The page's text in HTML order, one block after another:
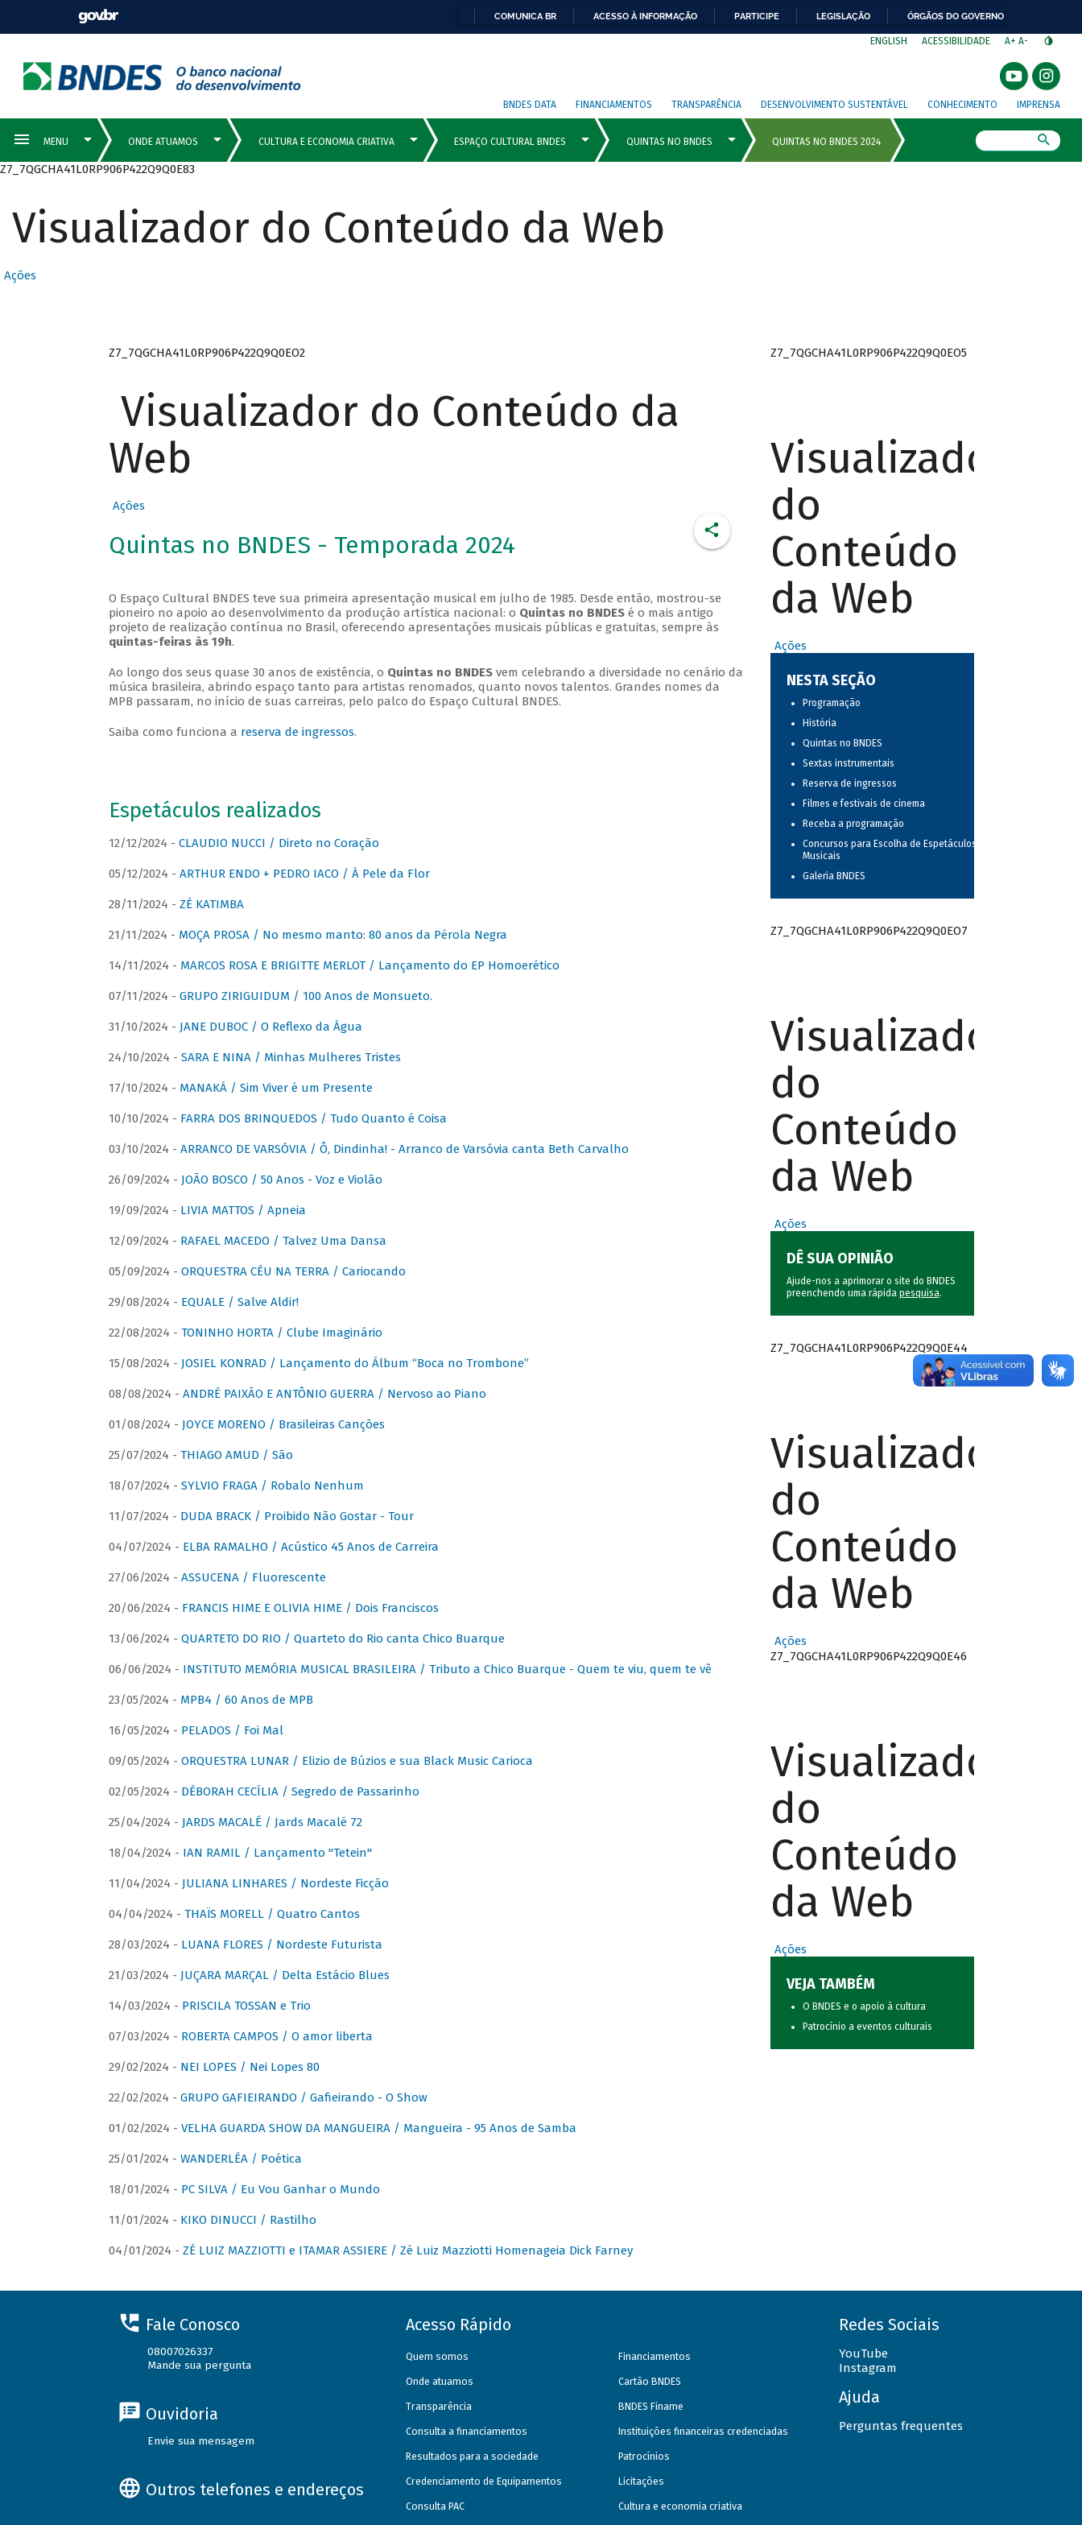
COMUNICA BR ACESSO À INFORMAÇÃO PARTICIPE LEGISLAÇÃO ÓRGÃOS DO GOVERNO
ENGLISH ACESSIBILIDADE A+ A-
BNDES DATA FINANCIAMENTOS TRANSPARÊNCIA DESENVOLVIMENTO SUSTENTÁVEL CONHECIMENTO IMPRENSA
Z7_7QGCHA41L0RP906P422Q9Q0E83
Visualizador do Conteúdo da Web
Ações
Z7_7QGCHA41L0RP906P422Q9Q0EO2
Visualizador do Conteúdo da
Web
Ações
Quintas no BNDES - Temporada 2024
O Espaço Cultural BNDES teve sua primeira apresentação musical em julho de 1985. Desde então, mostrou-se
pioneiro no apoio ao desenvolvimento da produção artística nacional: o Quintas no BNDESé o mais antigo
projeto de realização contínua no Brasil, oferecendo apresentações musicais públicas e gratuitas, sempre às
quintas-feiras às 19h.
Ao longo dos seus quase 30 anos de existência, o Quintas no BNDESvem celebrando a diversidade no cenário da
música brasileira, abrindo espaço tanto para artistas renomados, quanto novos talentos. Grandes nomes da
MPB passaram, no início de suas carreiras, pelo palco do Espaço Cultural BNDES.
Saiba como funciona a reserva de ingressos.
Espetáculos realizados
12/12/2024 - CLAUDIO NUCCI / Direto no Coração
05/12/2024 - ARTHUR ENDO + PEDRO IACO / À Pele da Flor
28/11/2024 - ZÉ KATIMBA
21/11/2024 - MOÇA PROSA / No mesmo manto: 80 anos da Pérola Negra
14/11/2024 - MARCOS ROSA E BRIGITTE MERLOT / Lançamento do EP Homoerético
07/11/2024 - GRUPO ZIRIGUIDUM / 100 Anos de Monsueto.
31/10/2024 - JANE DUBOC / O Reflexo da Água
24/10/2024 - SARA E NINA / Minhas Mulheres Tristes
17/10/2024 - MANAKÁ / Sim Viver é um Presente
10/10/2024 - FARRA DOS BRINQUEDOS / Tudo Quanto é Coisa
03/10/2024 - ARRANCO DE VARSÓVIA / Ô, Dindinha! - Arranco de Varsóvia canta Beth Carvalho
26/09/2024 - JOÃO BOSCO / 50 Anos - Voz e Violão
19/09/2024 - LIVIA MATTOS / Apneia
12/09/2024 - RAFAEL MACEDO / Talvez Uma Dansa
05/09/2024 - ORQUESTRA CÉU NA TERRA / Cariocando
29/08/2024 - EQUALE / Salve Aldir!
22/08/2024 - TONINHO HORTA / Clube Imaginário
15/08/2024 - JOSIEL KONRAD / Lançamento do Álbum “Boca no Trombone”
08/08/2024 - ANDRÉ PAIXÃO E ANTÔNIO GUERRA / Nervoso ao Piano
01/08/2024 - JOYCE MORENO / Brasileiras Canções
25/07/2024 - THIAGO AMUD / São
18/07/2024 - SYLVIO FRAGA / Robalo Nenhum
11/07/2024 - DUDA BRACK / Proibido Não Gostar - Tour
04/07/2024 - ELBA RAMALHO / Acústico 45 Anos de Carreira
27/06/2024 - ASSUCENA / Fluorescente
20/06/2024 - FRANCIS HIME E OLIVIA HIME / Dois Franciscos
13/06/2024 - QUARTETO DO RIO / Quarteto do Rio canta Chico Buarque
06/06/2024 - INSTITUTO MEMÓRIA MUSICAL BRASILEIRA / Tributo a Chico Buarque - Quem te viu, quem te vê
23/05/2024 - MPB4 / 60 Anos de MPB
16/05/2024 - PELADOS / Foi Mal
09/05/2024 - ORQUESTRA LUNAR / Elizio de Búzios e sua Black Music Carioca
02/05/2024 - DÉBORAH CECÍLIA / Segredo de Passarinho
25/04/2024 - JARDS MACALÉ / Jards Macalé 72
18/04/2024 - IAN RAMIL / Lançamento "Tetein"
11/04/2024 - JULIANA LINHARES / Nordeste Ficção
04/04/2024 - THAÏS MORELL / Quatro Cantos
28/03/2024 - LUANA FLORES / Nordeste Futurista
21/03/2024 - JUÇARA MARÇAL / Delta Estácio Blues
14/03/2024 - PRISCILA TOSSAN e Trio
07/03/2024 - ROBERTA CAMPOS / O amor liberta
29/02/2024 - NEI LOPES / Nei Lopes 80
22/02/2024 - GRUPO GAFIEIRANDO / Gafieirando - O Show
01/02/2024 - VELHA GUARDA SHOW DA MANGUEIRA / Mangueira - 95 Anos de Samba
25/01/2024 - WANDERLÉA / Poética
18/01/2024 - PC SILVA / Eu Vou Ganhar o Mundo
11/01/2024 - KIKO DINUCCI / Rastilho
04/01/2024 - ZÉ LUIZ MAZZIOTTI e ITAMAR ASSIERE / Zé Luiz Mazziotti Homenageia Dick Farney
Z7_7QGCHA41L0RP906P422Q9Q0EO5
Visualizador
do
Conteúdo
da Web
Ações
NESTA SEÇÃO
Programação
História
Quintas no BNDES
Sextas instrumentais
Reserva de ingressos
Filmes e festivais de cinema
Receba a programação
Concursos para Escolha de Espetáculos
Musicais
Galeria BNDES
Z7_7QGCHA41L0RP906P422Q9Q0EO7
Visualizador
do
Conteúdo
da Web
Ações
DÊ SUA OPINIÃO
Ajude-nos a aprimorar o site do BNDES
preenchendo uma rápida pesquisa.
Z7_7QGCHA41L0RP906P422Q9Q0E44
Visualizador
do
Conteúdo
da Web
Ações
Z7_7QGCHA41L0RP906P422Q9Q0E46
Visualizador
do
Conteúdo
da Web
Ações
VEJA TAMBÉM
O BNDES e o apoio à cultura
Patrocínio a eventos culturais
Fale Conosco
08007026337
Mande sua pergunta
Ouvidoria
Envie sua mensagem
Outros telefones e endereços
Acesso Rápido
Quem somos
Onde atuamos
Transparência
Consulta a financiamentos
Resultados para a sociedade
Credenciamento de Equipamentos
Consulta PAC
Financiamentos
Cartão BNDES
BNDES Finame
Instituições financeiras credenciadas
Patrocínios
Licitações
Cultura e economia criativa
Redes Sociais
YouTube
Instagram
Ajuda
Perguntas frequentes